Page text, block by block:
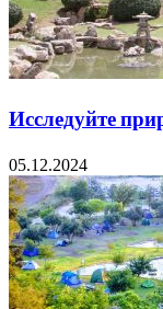
Исследуйте
05.12.2024